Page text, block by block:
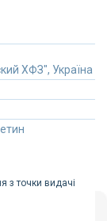
ХФЗ", Україна
з точки видачі